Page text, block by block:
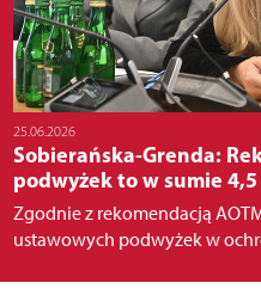
25.06.2026
Sobierańska-Grenda:
podwyżek to w sumie 4,5
Zgodnie z rekomendacją
ustawowych podwyżek w